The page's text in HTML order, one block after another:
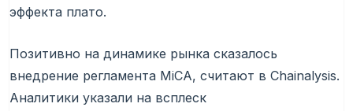
эффекта плато.
Позитивно на динамике рынка сказалось
внедрение регламента MiCA, считают в Chainalysis.
Аналитики указали на всплеск